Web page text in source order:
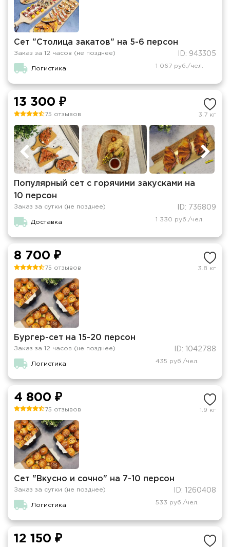
Сет "Столица закатов" на 5-6 персон
Заказ за 12 часов (не позднее) ID: 943305
Логистика 1 067 руб./чел.
13 300 ₽
75 отзывов 3.7 кг
Популярный сет с горячими закусками на
10 персон
Заказ за сутки (не позднее) ID: 736809
Доставка 1 330 руб./чел.
8 700 ₽
75 отзывов 3.8 кг
Бургер-сет на 15-20 персон
Заказ за 12 часов (не позднее) ID: 1042788
Логистика 435 руб./чел.
4 800 ₽
75 отзывов 1.9 кг
Сет "Вкусно и сочно" на 7-10 персон
Заказ за сутки (не позднее) ID: 1260408
Логистика 533 руб./чел.
12 150 ₽